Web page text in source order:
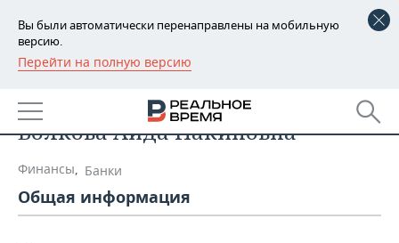
Вы были автоматически перенаправлены на мобильную
версию.
Перейти на полную версию
РЕГИОНЫ
БАШКОРТОСТАН
ТАТАРСТАН
УДМУРТИЯ
НОВОСТИ
НОВОСТИ АНАЛИТИКИ
ЭКОНОМИКА
Волкова Аида Накиповна
Финансы, Банки
Общая информация